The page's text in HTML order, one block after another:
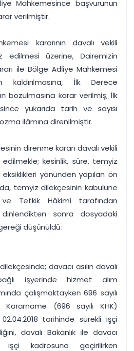
Mahkemesince başvurunun
verilmiştir.
kararının davalı vekili
edilmesi üzerine, Dairemizin
ile Bölge Adliye Mahkemesi
kaldırılmasına, İlk Derece
bozulmasına karar verilmiş; İlk
yukarıda tarih ve sayısı
ilâmına direnilmiştir.
direnme kararı davalı vekili
kesinlik, süre, temyiz
yönünden yapılan ön
temyiz dilekçesinin kabulüne
Tetkik Hâkimi tarafından
sonra dosyadaki
düşünüldü:
davacı asılın davalı
işyerinde hizmet alım
çalışmaktayken 696 sayılı
Kararname (696 sayılı KHK)
tarihinde sürekli işçi
davalı Bakanlık ile davacı
işçi kadrosuna geçirilirken